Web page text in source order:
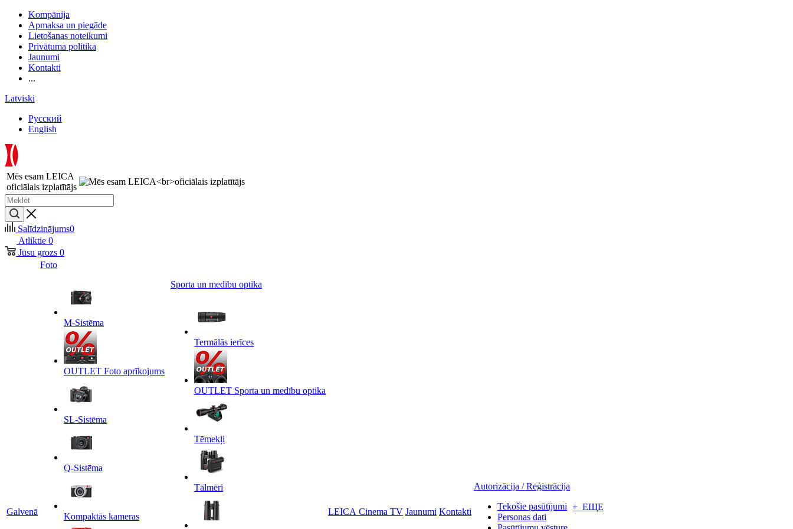
Kompānija
Apmaksa un piegāde
Lietošanas noteikumi
Privātuma politika
Jaunumi
Kontakti
...
Latviski
Русский
English
Mēs esam LEICA
oficiālais izplatītājs
Salīdzinājums0
Atliktie 0
Jūsu grozs 0
Galvenā
Foto
M-Sistēma
OUTLET Foto aprīkojums
SL-Sistēma
Q-Sistēma
Kompaktās kameras
Sporta un medību optika
Termālās ierīces
OUTLET Sporta un medību optika
Tēmekļi
Tālmēri
LEICA Cinema TV Jaunumi Kontakti
Autorizācija / Reģistrācija
Tekošie pasūtījumi
Personas dati
+ ЕЩЕ